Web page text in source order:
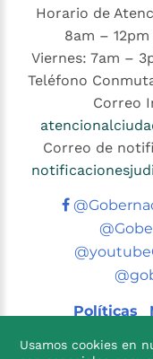
Horario de
8am –
Viernes: 7am –
Teléfono
Correo
Correo de
Políticas
Usamos cookies en